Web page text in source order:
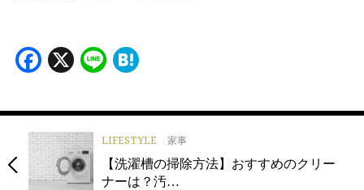
Facebook
X Line
LIFESTYLE 家事
【洗濯槽の掃除方法】おすすめのクリー
ナーは？汚…